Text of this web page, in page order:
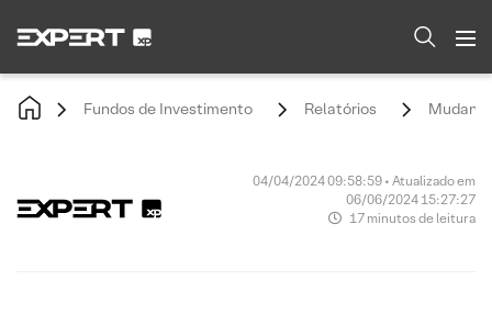
Fundos de Investimento Relatórios
04/04/2024 09:58:59 • Atualizado em
06/06/2024 15:27:27
17 minutos de leitura